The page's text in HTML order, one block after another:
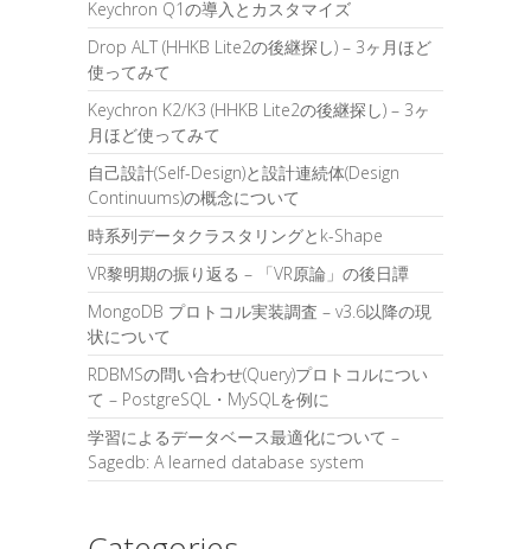
Keychron Q1の導入とカスタマイズ
Drop ALT (HHKB Lite2の後継探し) – 3ヶ月ほど
使ってみて
Keychron K2/K3 (HHKB Lite2の後継探し) – 3ヶ
月ほど使ってみて
自己設計(Self-Design)と設計連続体(Design
Continuums)の概念について
時系列データクラスタリングとk-Shape
VR黎明期の振り返る – 「VR原論」の後日譚
MongoDB プロトコル実装調査 – v3.6以降の現
状について
RDBMSの問い合わせ(Query)プロトコルについ
て – PostgreSQL・MySQLを例に
学習によるデータベース最適化について –
Sagedb: A learned database system